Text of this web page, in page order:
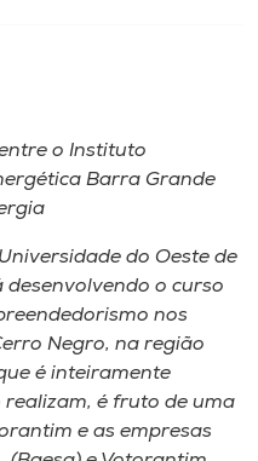
o Instituto
Barra Grande
do Oeste de
desenvolvendo o curso
nos
Negro, na região
é inteiramente
é fruto de uma
e as empresas